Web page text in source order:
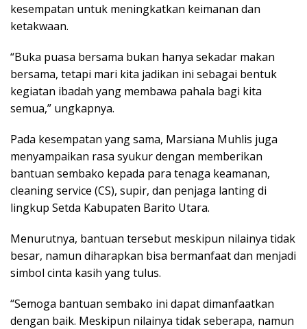
kesempatan untuk meningkatkan keimanan dan
ketakwaan.
“Buka puasa bersama bukan hanya sekadar makan
bersama, tetapi mari kita jadikan ini sebagai bentuk
kegiatan ibadah yang membawa pahala bagi kita
semua,” ungkapnya.
Pada kesempatan yang sama, Marsiana Muhlis juga
menyampaikan rasa syukur dengan memberikan
bantuan sembako kepada para tenaga keamanan,
cleaning service (CS), supir, dan penjaga lanting di
lingkup Setda Kabupaten Barito Utara.
Menurutnya, bantuan tersebut meskipun nilainya tidak
besar, namun diharapkan bisa bermanfaat dan menjadi
simbol cinta kasih yang tulus.
“Semoga bantuan sembako ini dapat dimanfaatkan
dengan baik. Meskipun nilainya tidak seberapa, namun